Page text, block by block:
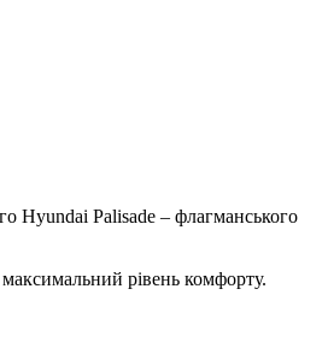
Hyundai Palisade – флагманського
максимальний рівень комфорту.